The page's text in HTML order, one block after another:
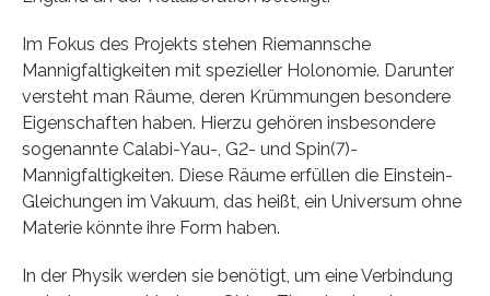
Im Fokus des Projekts stehen Riemannsche
Mannigfaltigkeiten mit spezieller Holonomie. Darunter
versteht man Räume, deren Krümmungen besondere
Eigenschaften haben. Hierzu gehören insbesondere
sogenannte Calabi-Yau-, G2- und Spin(7)-
Mannigfaltigkeiten. Diese Räume erfüllen die Einstein-
Gleichungen im Vakuum, das heißt, ein Universum ohne
Materie könnte ihre Form haben.
In der Physik werden sie benötigt, um eine Verbindung